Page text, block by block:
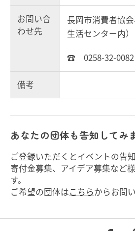
お問い合
わせ先
長岡市消費者協
生活センター内）
☎ 0258-32-0082
備考
あなたの団体も告知してみ
ご登録いただくとイベントの告
寄付金募集、アイデア募集など
す。
ご希望の団体はこちらからお問